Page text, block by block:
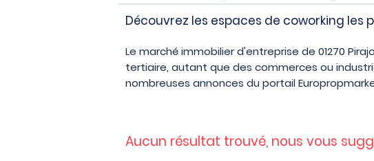
Découvrez les espaces de coworking les
Le marché immobilier d'entreprise de 01270
tertiaire, autant que des commerces ou
nombreuses annonces du portail
Aucun résultat trouvé, nous vous